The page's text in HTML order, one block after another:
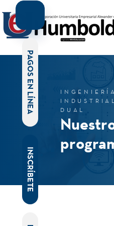
INGENIERÍA
INDUSTRIAL
DUAL
PAGOS EN LÍNEA
INSCRÍBETE